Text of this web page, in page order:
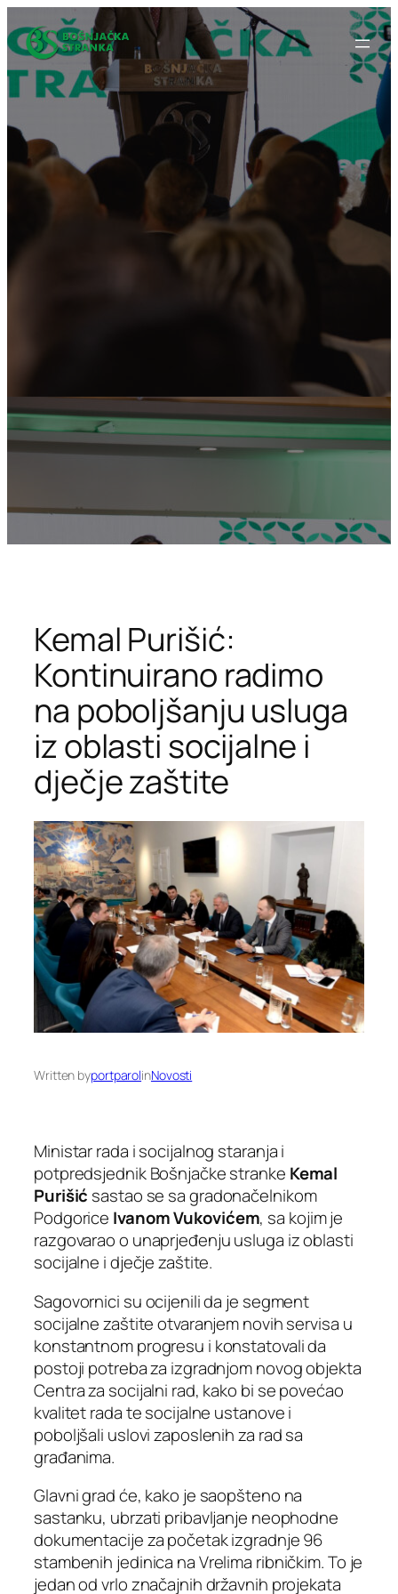
na
sadržaj
Kemal Purišić:
Kontinuirano radimo
na poboljšanju usluga
iz oblasti socijalne i
dječje zaštite
Written byportparolinNovosti
Ministar rada i socijalnog staranja i
potpredsjednik Bošnjačke stranke Kemal
Purišić sastao se sa gradonačelnikom
Podgorice Ivanom Vukovićem, sa kojim je
razgovarao o unaprjeđenju usluga iz oblasti
socijalne i dječje zaštite.
Sagovornici su ocijenili da je segment
socijalne zaštite otvaranjem novih servisa u
konstantnom progresu i konstatovali da
postoji potreba za izgradnjom novog objekta
Centra za socijalni rad, kako bi se povećao
kvalitet rada te socijalne ustanove i
poboljšali uslovi zaposlenih za rad sa
građanima.
Glavni grad će, kako je saopšteno na
sastanku, ubrzati pribavljanje neophodne
dokumentacije za početak izgradnje 96
stambenih jedinica na Vrelima ribničkim. To je
jedan od vrlo značajnih državnih projekata